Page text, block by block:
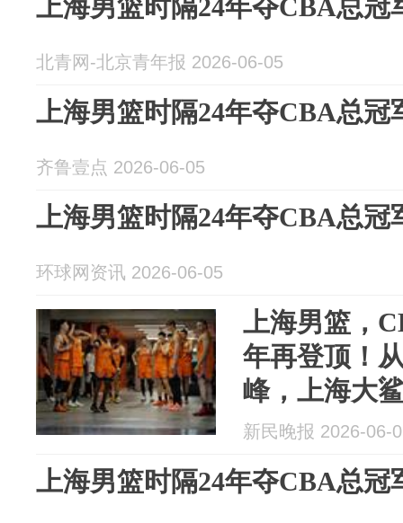
上海男篮时隔24年夺CBA总冠
北青网-北京青年报 2026-06-05
上海男篮时隔24年夺CBA总冠
齐鲁壹点 2026-06-05
上海男篮时隔24年夺CBA总冠
环球网资讯 2026-06-05
上海男篮，
年再登顶！
峰，上海大
新民晚报 2026-06-
上海男篮时隔24年夺CBA总冠